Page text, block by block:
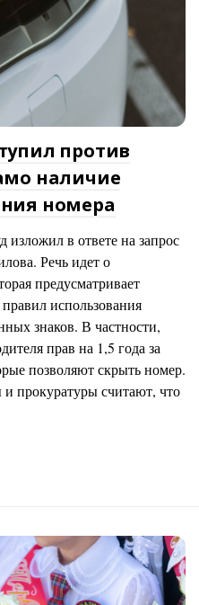
против
наличие
номера
в ответе на запрос
Речь идет о
предусматривает
использования
знаков. В частности,
прав на 1,5 года за
позволяют скрыть номер.
прокуратуры считают, что